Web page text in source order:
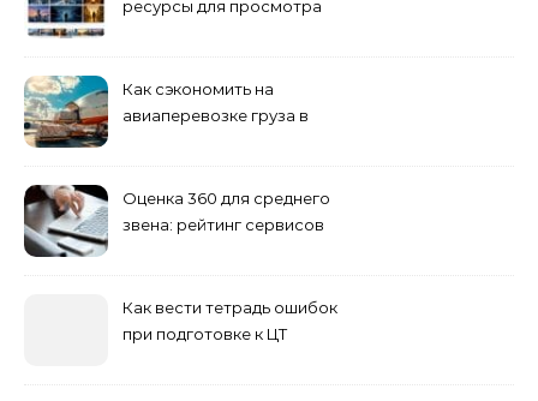
ресурсы для просмотра
Как сэкономить на
авиаперевозке груза в
Оценка 360 для среднего
звена: рейтинг сервисов
Как вести тетрадь ошибок
при подготовке к ЦТ